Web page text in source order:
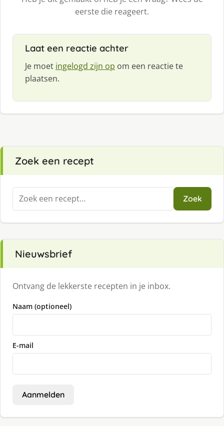
eerste die reageert.
Laat een reactie achter
Je moet ingelogd zijn op om een reactie te
plaatsen.
Zoek een recept
Zoeken
naar:
Zoek
Nieuwsbrief
Ontvang de lekkerste recepten in je inbox.
Naam (optioneel)
E-mail
Aanmelden